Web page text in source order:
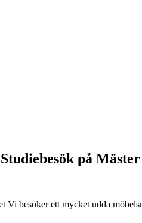
på
Vi besöker ett mycket udda